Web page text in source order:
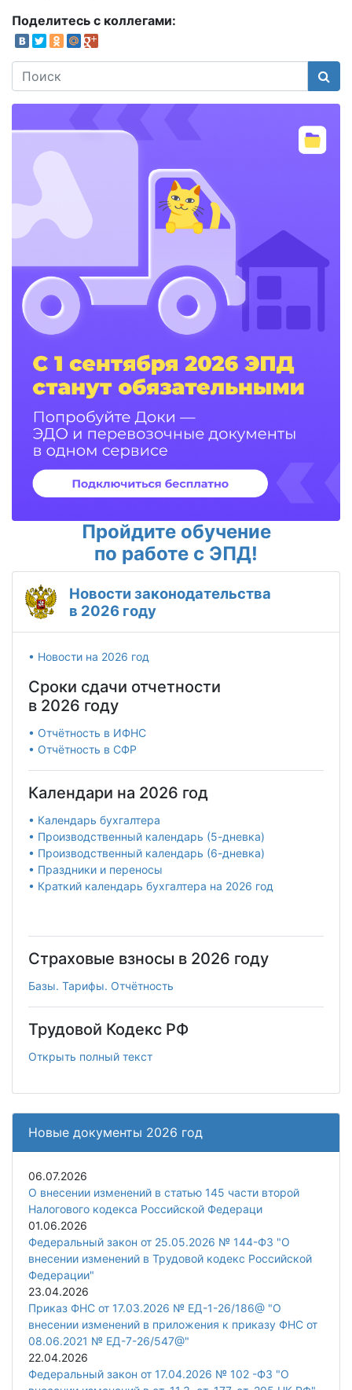
Поделитесь с коллегами:
Пройдите обучение
по работе с ЭПД!
Новости законодательства
в 2026 году
• Новости на 2026 год
Сроки сдачи отчетности
в 2026 году
• Отчётность в ИФНС
• Отчётность в СФР
Календари на 2026 год
• Календарь бухгалтера
• Производственный календарь (5-дневка)
• Производственный календарь (6-дневка)
• Праздники и переносы
• Краткий календарь бухгалтера на 2026 год
Страховые взносы в 2026 году
Базы. Тарифы. Отчётность
Трудовой Кодекс РФ
Открыть полный текст
Новые документы 2026 год
06.07.2026
О внесении изменений в статью 145 части второй
Налогового кодекса Российской Федераци
01.06.2026
Федеральный закон от 25.05.2026 № 144-ФЗ "О
внесении изменений в Трудовой кодекс Российской
Федерации"
23.04.2026
Приказ ФНС от 17.03.2026 № ЕД-1-26/186@ "О
внесении изменений в приложения к приказу ФНС от
08.06.2021 № ЕД-7-26/547@"
22.04.2026
Федеральный закон от 17.04.2026 № 102 -ФЗ "О